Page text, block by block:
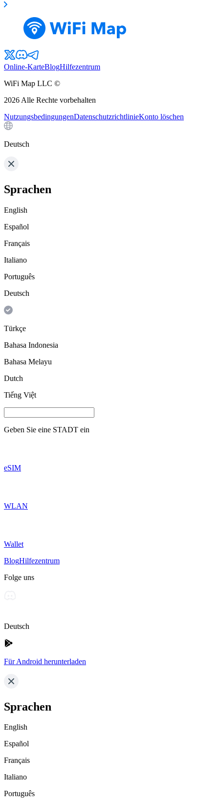
Online-KarteBlogHilfezentrum
WiFi Map LLC ©
2026 Alle Rechte vorbehalten
NutzungsbedingungenDatenschutzrichtlinieKonto löschen
Deutsch
Sprachen
English
Español
Français
Italiano
Português
Deutsch
Türkçe
Bahasa Indonesia
Bahasa Melayu
Dutch
Tiếng Việt
Geben Sie eine STADT ein
eSIM
WLAN
Wallet
BlogHilfezentrum
Folge uns
Deutsch
Für Android herunterladen
Sprachen
English
Español
Français
Italiano
Português